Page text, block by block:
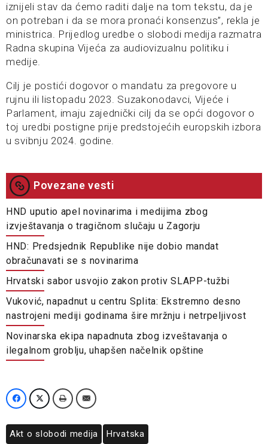
iznijeli stav da ćemo raditi dalje na tom tekstu, da je
on potreban i da se mora pronaći konsenzus”, rekla je
ministrica. Prijedlog uredbe o slobodi medija razmatra
Radna skupina Vijeća za audiovizualnu politiku i
medije.
Cilj je postići dogovor o mandatu za pregovore u
rujnu ili listopadu 2023. Suzakonodavci, Vijeće i
Parlament, imaju zajednički cilj da se opći dogovor o
toj uredbi postigne prije predstojećih europskih izbora
u svibnju 2024. godine.
Povezane vesti
HND uputio apel novinarima i medijima zbog
izvještavanja o tragičnom slučaju u Zagorju
HND: Predsjednik Republike nije dobio mandat
obračunavati se s novinarima
Hrvatski sabor usvojio zakon protiv SLAPP-tužbi
Vuković, napadnut u centru Splita: Ekstremno desno
nastrojeni mediji godinama šire mržnju i netrpeljivost
Novinarska ekipa napadnuta zbog izveštavanja o
ilegalnom groblju, uhapšen načelnik opštine
Akt o slobodi medija Hrvatska